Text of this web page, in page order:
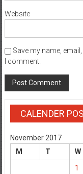
Website
Save my name,
I comment.
CALENDER
November 2017
M
T W
1